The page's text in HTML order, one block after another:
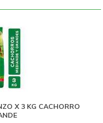
X 3 KG CACHORRO